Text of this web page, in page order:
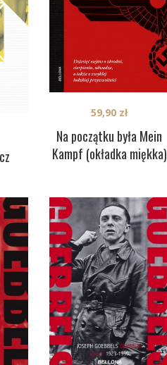
Na początku była Mein
Kampf (okładka miękka)
59,90 zł